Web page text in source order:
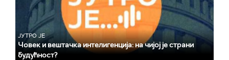
ЈУТРО ЈЕ
Човек и вештачка интелигенција: на чијој је страни
будућност?